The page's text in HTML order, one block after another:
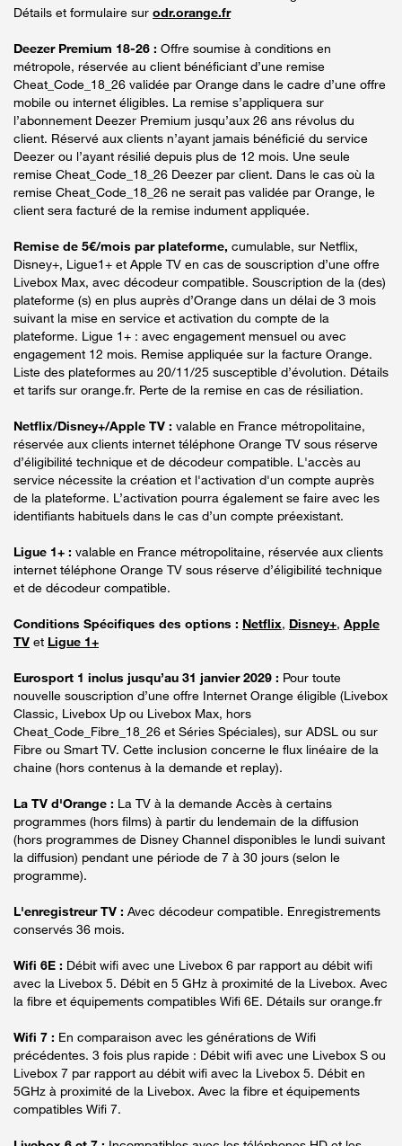
Détails et formulaire sur odr.orange.fr
Deezer Premium 18-26 : Offre soumise à conditions en
métropole, réservée au client bénéficiant d’une remise
Cheat_Code_18_26 validée par Orange dans le cadre d’une offre
mobile ou internet éligibles. La remise s’appliquera sur
l’abonnement Deezer Premium jusqu’aux 26 ans révolus du
client. Réservé aux clients n’ayant jamais bénéficié du service
Deezer ou l’ayant résilié depuis plus de 12 mois. Une seule
remise Cheat_Code_18_26 Deezer par client. Dans le cas où la
remise Cheat_Code_18_26 ne serait pas validée par Orange, le
client sera facturé de la remise indument appliquée.
Remise de 5€/mois par plateforme, cumulable, sur Netflix,
Disney+, Ligue1+ et Apple TV en cas de souscription d’une offre
Livebox Max, avec décodeur compatible. Souscription de la (des)
plateforme (s) en plus auprès d’Orange dans un délai de 3 mois
suivant la mise en service et activation du compte de la
plateforme. Ligue 1+ : avec engagement mensuel ou avec
engagement 12 mois. Remise appliquée sur la facture Orange.
Liste des plateformes au 20/11/25 susceptible d’évolution. Détails
et tarifs sur orange.fr. Perte de la remise en cas de résiliation.
Netflix/Disney+/Apple TV : valable en France métropolitaine,
réservée aux clients internet téléphone Orange TV sous réserve
d’éligibilité technique et de décodeur compatible. L'accès au
service nécessite la création et l'activation d'un compte auprès
de la plateforme. L’activation pourra également se faire avec les
identifiants habituels dans le cas d’un compte préexistant.
Ligue 1+ : valable en France métropolitaine, réservée aux clients
internet téléphone Orange TV sous réserve d’éligibilité technique
et de décodeur compatible.
Conditions Spécifiques des options : Netflix, Disney+, Apple
TV et Ligue 1+
Eurosport 1 inclus jusqu’au 31 janvier 2029 : Pour toute
nouvelle souscription d’une offre Internet Orange éligible (Livebox
Classic, Livebox Up ou Livebox Max, hors
Cheat_Code_Fibre_18_26 et Séries Spéciales), sur ADSL ou sur
Fibre ou Smart TV. Cette inclusion concerne le flux linéaire de la
chaine (hors contenus à la demande et replay).
La TV d'Orange : La TV à la demande Accès à certains
programmes (hors films) à partir du lendemain de la diffusion
(hors programmes de Disney Channel disponibles le lundi suivant
la diffusion) pendant une période de 7 à 30 jours (selon le
programme).
L'enregistreur TV : Avec décodeur compatible. Enregistrements
conservés 36 mois.
Wifi 6E : Débit wifi avec une Livebox 6 par rapport au débit wifi
avec la Livebox 5. Débit en 5 GHz à proximité de la Livebox. Avec
la fibre et équipements compatibles Wifi 6E. Détails sur orange.fr
Wifi 7 : En comparaison avec les générations de Wifi
précédentes. 3 fois plus rapide : Débit wifi avec une Livebox S ou
Livebox 7 par rapport au débit wifi avec la Livebox 5. Débit en
5GHz à proximité de la Livebox. Avec la fibre et équipements
compatibles Wifi 7.